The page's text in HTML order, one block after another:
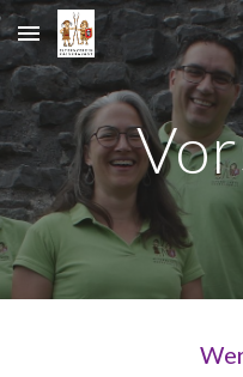
Skip to main content